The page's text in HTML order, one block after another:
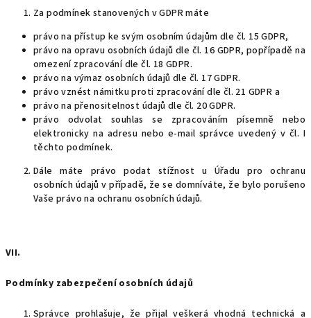
Za podmínek stanovených v GDPR máte
právo na přístup ke svým osobním údajům dle čl. 15 GDPR,
právo na opravu osobních údajů dle čl. 16 GDPR, popřípadě na
omezení zpracování dle čl. 18 GDPR.
právo na výmaz osobních údajů dle čl. 17 GDPR.
právo vznést námitku proti zpracování dle čl. 21 GDPR a
právo na přenositelnost údajů dle čl. 20 GDPR.
právo odvolat souhlas se zpracováním písemně nebo
elektronicky na adresu nebo e-mail správce uvedený v čl. I
těchto podmínek.
Dále máte právo podat stížnost u Úřadu pro ochranu
osobních údajů v případě, že se domníváte, že bylo porušeno
Vaše právo na ochranu osobních údajů.
VII.
Podmínky zabezpečení osobních údajů
Správce prohlašuje, že přijal veškerá vhodná technická a